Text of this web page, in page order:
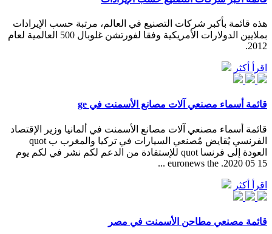
هذه قائمة بأكبر شركات التصنيع في العالم، مرتبة حسب الإيرادات
بملايين الدولارات الأمريكية وفقا لفورتشن غلوبال 500 العالمية لعام
2012.
اقرأ أكثر
قائمة أسماء مصنعي آلات مصانع الأسمنت في ge
قائمة أسماء مصنعي آلات مصانع الأسمنت في ألمانيا وزير الإقتصاد
الفرنسي يُقايض مٌصنعي السيارات في تركيا والمغرب ب quot
العودة إلى فرنسا quot للإستفادة من الدعم لكم نشر في لكم يوم
15 05 2020. euronews the ...
اقرأ أكثر
قائمة مصنعي مطاحن الأسمنت في مصر